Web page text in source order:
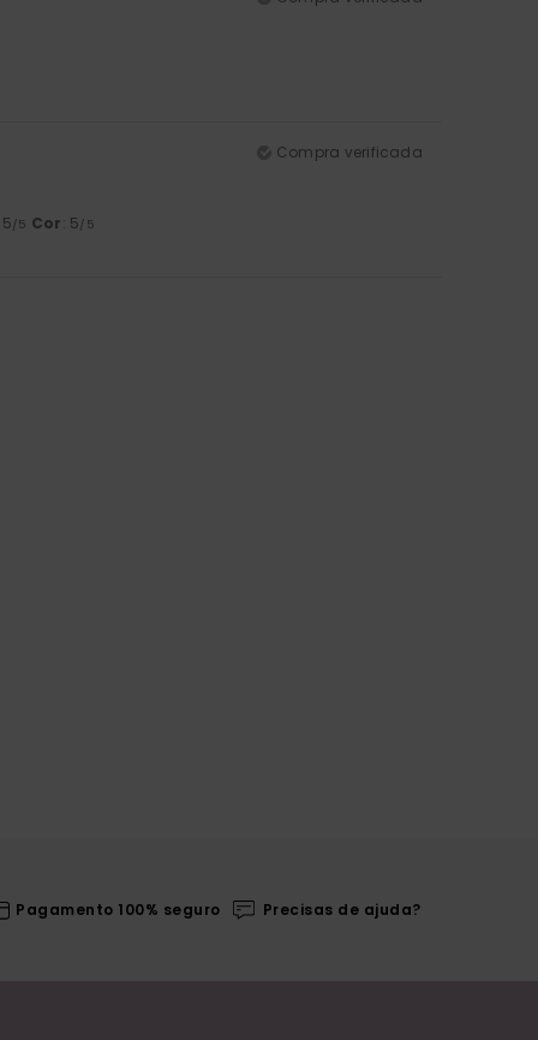
Compra verificada
/5 Cor: 5/5
Pagamento 100% seguro Precisas de ajuda?